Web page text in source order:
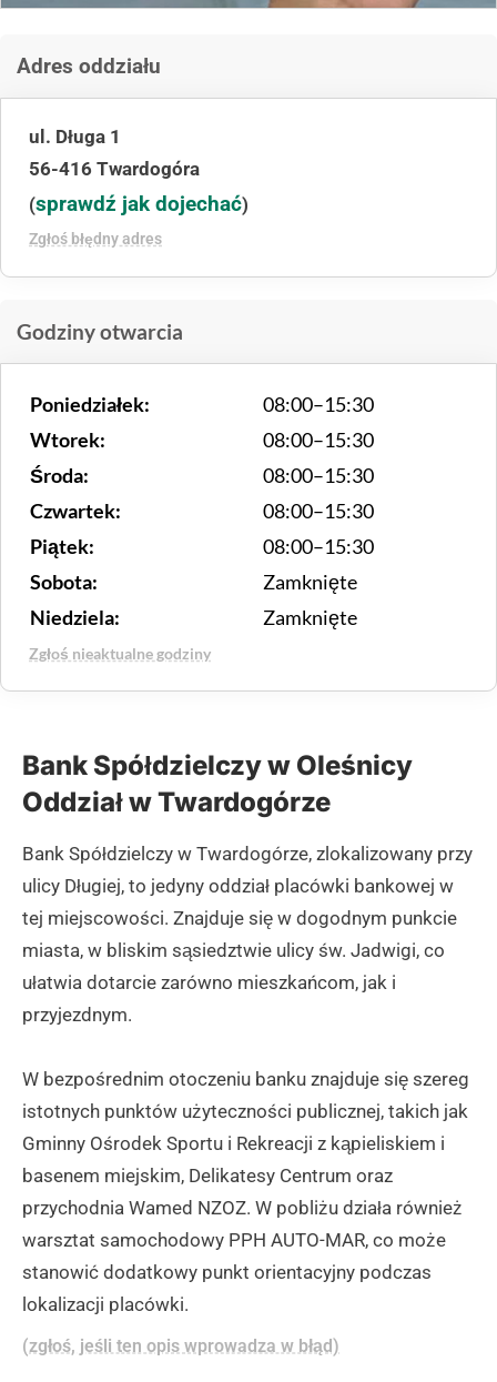
Adres oddziału
ul. Długa 1
56-416 Twardogóra
(sprawdź jak dojechać)
Zgłoś błędny adres
Godziny otwarcia
Poniedziałek:
08:00–15:30
Wtorek:
08:00–15:30
Środa:
08:00–15:30
Czwartek:
08:00–15:30
Piątek:
08:00–15:30
Sobota:
Zamknięte
Niedziela:
Zamknięte
Zgłoś nieaktualne godziny
Bank Spółdzielczy w Oleśnicy
Oddział w Twardogórze
Bank Spółdzielczy w Twardogórze, zlokalizowany przy
ulicy Długiej, to jedyny oddział placówki bankowej w
tej miejscowości. Znajduje się w dogodnym punkcie
miasta, w bliskim sąsiedztwie ulicy św. Jadwigi, co
ułatwia dotarcie zarówno mieszkańcom, jak i
przyjezdnym.
W bezpośrednim otoczeniu banku znajduje się szereg
istotnych punktów użyteczności publicznej, takich jak
Gminny Ośrodek Sportu i Rekreacji z kąpieliskiem i
basenem miejskim, Delikatesy Centrum oraz
przychodnia Wamed NZOZ. W pobliżu działa również
warsztat samochodowy PPH AUTO-MAR, co może
stanowić dodatkowy punkt orientacyjny podczas
lokalizacji placówki.
(zgłoś, jeśli ten opis wprowadza w błąd)